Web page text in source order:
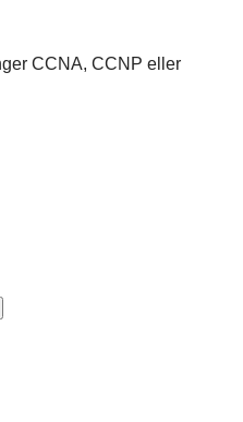
CCNA, CCNP eller